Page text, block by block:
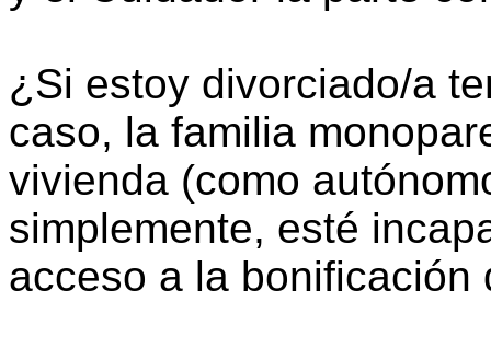
¿Si estoy divorciado/a
caso, la familia
vivienda (como
simplemente, esté
acceso a la bonificación